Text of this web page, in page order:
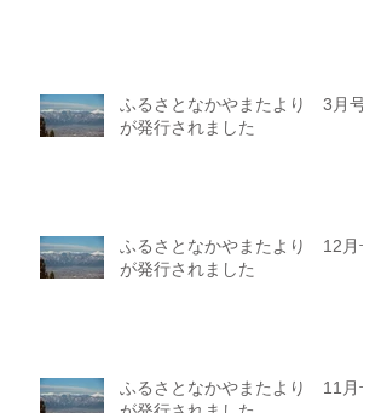
ふるさとなかやまたより 3月号
が発行されました
ふるさとなかやまたより 12月号
が発行されました
ふるさとなかやまたより 11月号